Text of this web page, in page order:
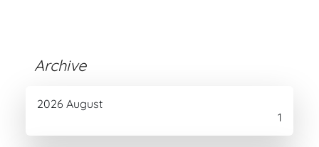
Archive
2026 August
1